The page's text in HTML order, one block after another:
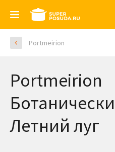
Portmeirion
Portmeirion
Летний луг